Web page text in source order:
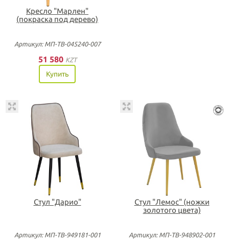
Кресло "Марлен"
(покраска под дерево)
Артикул: МП-ТВ-045240-007
51 580 KZT
Купить
Стул "Дарио"
Артикул: МП-ТВ-949181-001
Стул "Лемос" (ножки
золотого цвета)
Артикул: МП-ТВ-948902-001